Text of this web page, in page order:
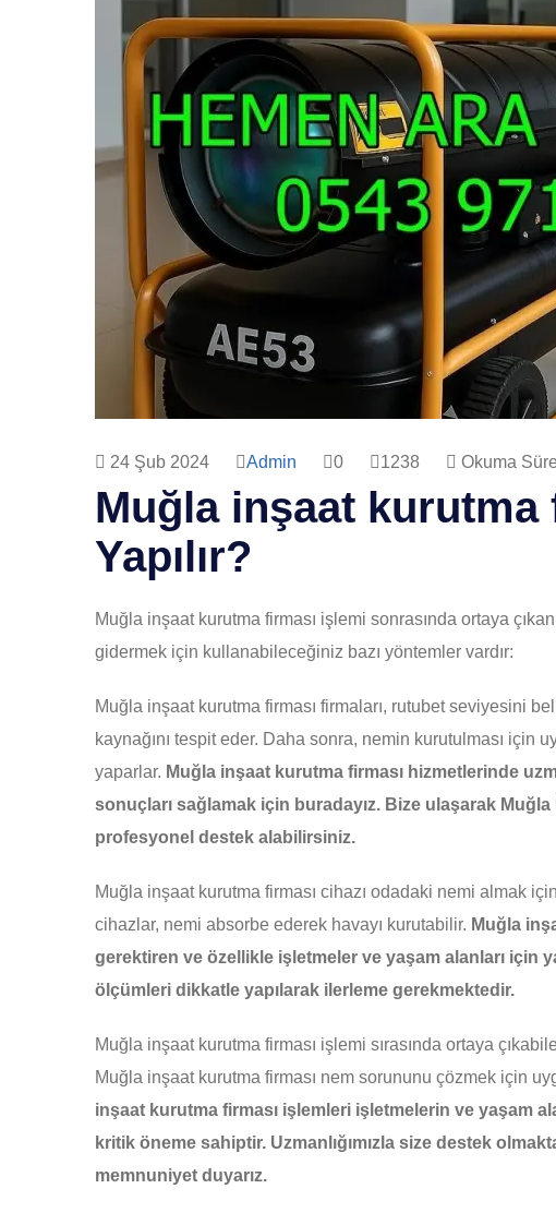
24 Şub 2024 Admin 0 1238 Okuma
Muğla inşaat kurutma
Yapılır?
Muğla inşaat kurutma firması işlemi sonrasında ortaya
gidermek için kullanabileceğiniz bazı yöntemler vardır:
Muğla inşaat kurutma firması firmaları, rutubet seviyesini
kaynağını tespit eder. Daha sonra, nemin kurutulması
yaparlar. Muğla inşaat kurutma firması hizmetlerinde
sonuçları sağlamak için buradayız. Bize ulaşarak
profesyonel destek alabilirsiniz.
Muğla inşaat kurutma firması cihazı odadaki nemi almak
cihazlar, nemi absorbe ederek havayı kurutabilir. Muğla
gerektiren ve özellikle işletmeler ve yaşam alanları için
ölçümleri dikkatle yapılarak ilerleme gerekmektedir.
Muğla inşaat kurutma firması işlemi sırasında ortaya
Muğla inşaat kurutma firması nem sorununu çözmek için
inşaat kurutma firması işlemleri işletmelerin ve yaşam
kritik öneme sahiptir. Uzmanlığımızla size destek
memnuniyet duyarız.